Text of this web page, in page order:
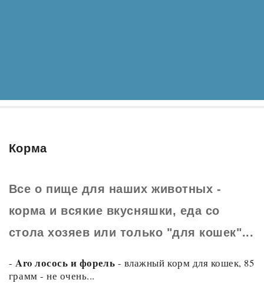
Корма
Все о пище для наших животных -
корма и всякие вкусняшки, еда со
стола хозяев или только "для кошек"...
- Aro лосось и форель - влажный корм для кошек, 85
грамм - не очень...